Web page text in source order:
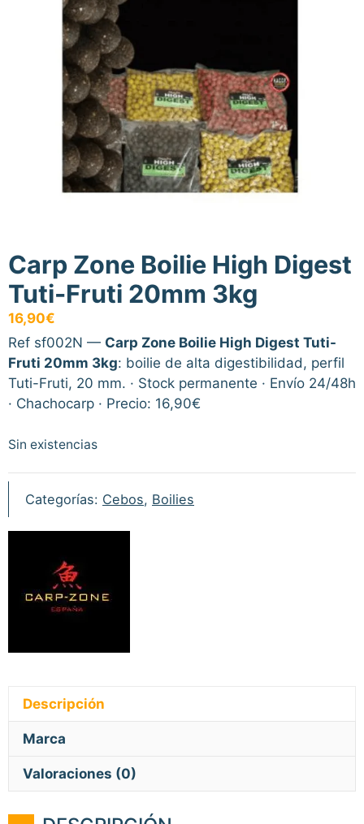
Carp Zone Boilie High Digest
Tuti-Fruti 20mm 3kg
16,90€
Ref sf002N — Carp Zone Boilie High Digest Tuti-
Fruti 20mm 3kg: boilie de alta digestibilidad, perfil
Tuti-Fruti, 20 mm. · Stock permanente · Envío 24/48h
· Chachocarp · Precio: 16,90€
Sin existencias
Categorías: Cebos, Boilies
Descripción
Marca
Valoraciones (0)